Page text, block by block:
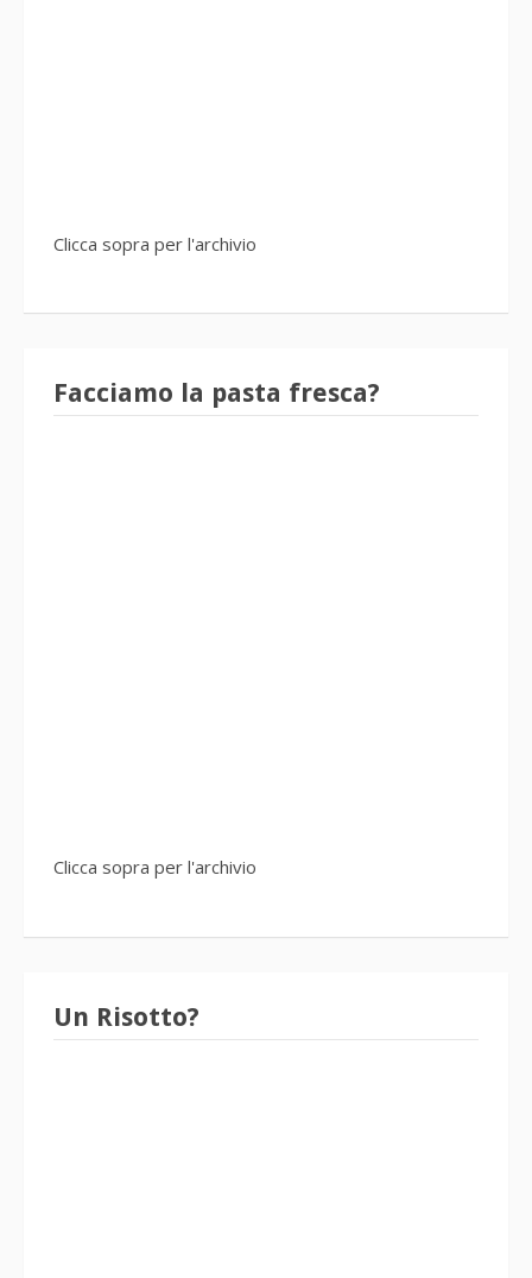
Clicca sopra per l'archivio
Facciamo la pasta fresca?
Clicca sopra per l'archivio
Un Risotto?